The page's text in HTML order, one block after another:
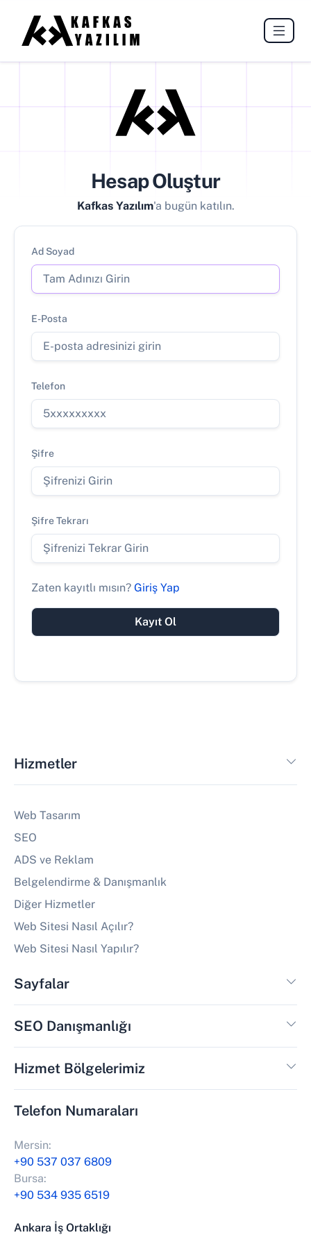
Hesap Oluştur
Kafkas Yazılım'a bugün katılın.
Ad Soyad
E-Posta
Telefon
Şifre
Şifre Tekrarı
Zaten kayıtlı mısın? Giriş Yap
Kayıt Ol
Hizmetler
Web Tasarım
SEO
ADS ve Reklam
Belgelendirme & Danışmanlık
Diğer Hizmetler
Web Sitesi Nasıl Açılır?
Web Sitesi Nasıl Yapılır?
Sayfalar
SEO Danışmanlığı
Hizmet Bölgelerimiz
Telefon Numaraları
Mersin:
+90 537 037 6809
Bursa:
+90 534 935 6519
Ankara İş Ortaklığı